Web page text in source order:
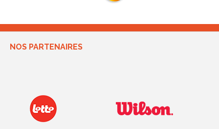
NOS PARTENAIRES